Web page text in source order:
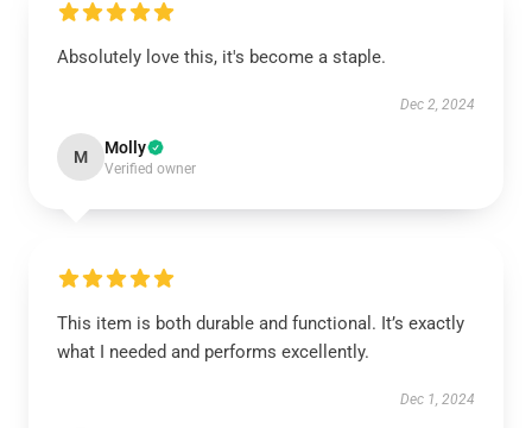
Absolutely love this, it's become a staple.
Dec 2, 2024
M Molly
Verified owner
This item is both durable and functional. It’s exactly
what I needed and performs excellently.
Dec 1, 2024